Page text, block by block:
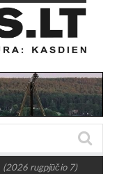
PUSIAUSVYROS